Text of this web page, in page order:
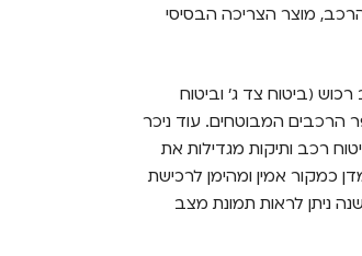
מוצר הצריכה הבסיסי
ביטוח רכב רכוש (ביטוח צד ג' וביטוח
הביטוח נרשמה עלייה נוספת של כ-5% במספר הרכבים המבוטחים. עוד ניכר
רכב ותיקות מגדילות את
כמקור אמין ומהימן לרכישת
ניתן לראות תמונת מצב